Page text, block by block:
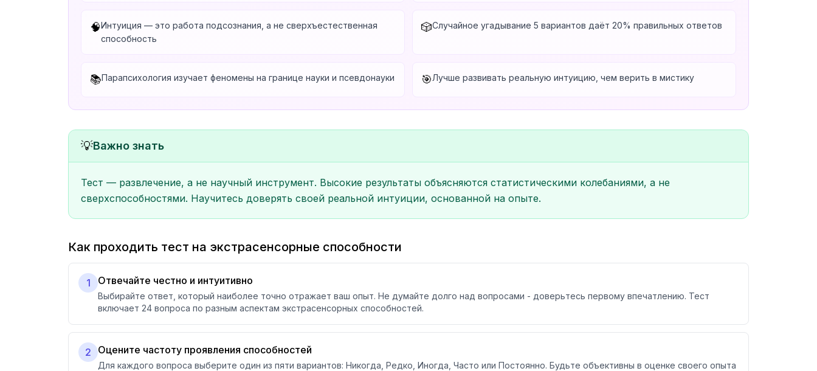
🧠Интуиция — это работа подсознания, а не сверхъестественная
способность
🎲Случайное угадывание 5 вариантов даёт 20% правильных ответов
📚Парапсихология изучает феномены на границе науки и псевдонауки 🎯Лучше развивать реальную интуицию, чем верить в мистику
💡Важно знать
Тест — развлечение, а не научный инструмент. Высокие результаты объясняются статистическими колебаниями, а не
сверхспособностями. Научитесь доверять своей реальной интуиции, основанной на опыте.
Как проходить тест на экстрасенсорные способности
1 Отвечайте честно и интуитивно
Выбирайте ответ, который наиболее точно отражает ваш опыт. Не думайте долго над вопросами - доверьтесь первому впечатлению. Тест
включает 24 вопроса по разным аспектам экстрасенсорных способностей.
2 Оцените частоту проявления способностей
Для каждого вопроса выберите один из пяти вариантов: Никогда, Редко, Иногда, Часто или Постоянно. Будьте объективны в оценке своего опыта